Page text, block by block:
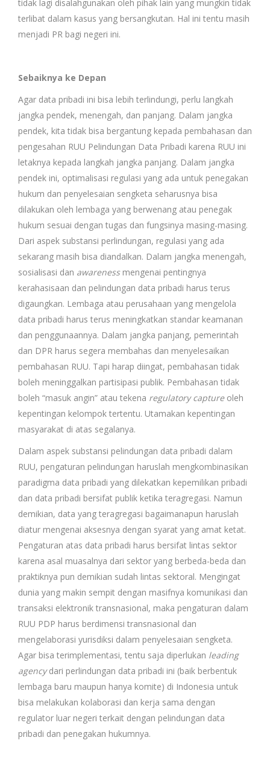
tidak lagi disalahgunakan oleh pihak lain yang mungkin tidak
terlibat dalam kasus yang bersangkutan. Hal ini tentu masih
menjadi PR bagi negeri ini.
Sebaiknya ke Depan
Agar data pribadi ini bisa lebih terlindungi, perlu langkah
jangka pendek, menengah, dan panjang. Dalam jangka
pendek, kita tidak bisa bergantung kepada pembahasan dan
pengesahan RUU Pelindungan Data Pribadi karena RUU ini
letaknya kepada langkah jangka panjang. Dalam jangka
pendek ini, optimalisasi regulasi yang ada untuk penegakan
hukum dan penyelesaian sengketa seharusnya bisa
dilakukan oleh lembaga yang berwenang atau penegak
hukum sesuai dengan tugas dan fungsinya masing-masing.
Dari aspek substansi perlindungan, regulasi yang ada
sekarang masih bisa diandalkan. Dalam jangka menengah,
sosialisasi dan awarenessmengenai pentingnya
kerahasisaan dan pelindungan data pribadi harus terus
digaungkan. Lembaga atau perusahaan yang mengelola
data pribadi harus terus meningkatkan standar keamanan
dan penggunaannya. Dalam jangka panjang, pemerintah
dan DPR harus segera membahas dan menyelesaikan
pembahasan RUU. Tapi harap diingat, pembahasan tidak
boleh meninggalkan partisipasi publik. Pembahasan tidak
boleh “masuk angin” atau tekena regulatory captureoleh
kepentingan kelompok tertentu. Utamakan kepentingan
masyarakat di atas segalanya.
Dalam aspek substansi pelindungan data pribadi dalam
RUU, pengaturan pelindungan haruslah mengkombinasikan
paradigma data pribadi yang dilekatkan kepemilikan pribadi
dan data pribadi bersifat publik ketika teragregasi. Namun
demikian, data yang teragregasi bagaimanapun haruslah
diatur mengenai aksesnya dengan syarat yang amat ketat.
Pengaturan atas data pribadi harus bersifat lintas sektor
karena asal muasalnya dari sektor yang berbeda-beda dan
praktiknya pun demikian sudah lintas sektoral. Mengingat
dunia yang makin sempit dengan masifnya komunikasi dan
transaksi elektronik transnasional, maka pengaturan dalam
RUU PDP harus berdimensi transnasional dan
mengelaborasi yurisdiksi dalam penyelesaian sengketa.
Agar bisa terimplementasi, tentu saja diperlukan leading
agencydari perlindungan data pribadi ini (baik berbentuk
lembaga baru maupun hanya komite) di Indonesia untuk
bisa melakukan kolaborasi dan kerja sama dengan
regulator luar negeri terkait dengan pelindungan data
pribadi dan penegakan hukumnya.